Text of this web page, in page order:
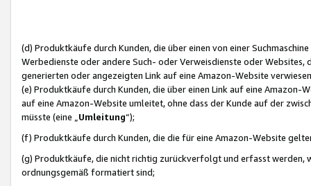
(d) Produktkäufe durch Kunden, die über einen von einer
Werbedienste oder andere Such- oder Verweisdienste oder Websites,
generierten oder angezeigten Link auf eine Amazon-Website
(e) Produktkäufe durch Kunden, die über einen Link auf eine
auf eine Amazon-Website umleitet, ohne dass der Kunde auf der
müsste (eine „ Umleitung“);
(f) Produktkäufe durch Kunden, die die für eine Amazon-Website
(g) Produktkäufe, die nicht richtig zurückverfolgt und erfasst werden,
ordnungsgemäß formatiert sind;